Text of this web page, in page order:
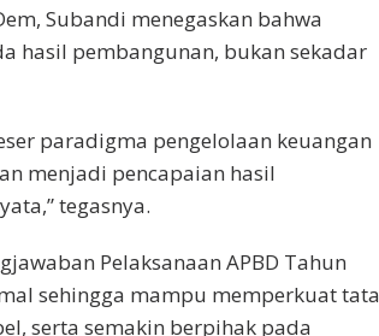
Subandi menegaskan bahwa
hasil pembangunan, bukan sekadar
paradigma pengelolaan keuangan
menjadi pencapaian hasil
tegasnya.
Pelaksanaan APBD Tahun
sehingga mampu memperkuat tata
serta semakin berpihak pada